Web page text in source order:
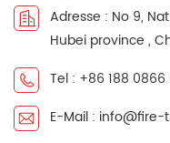
leichtes und
wendiges kleines
für Notfälle.
kompakte Größe
hervorragende
Adresse : No 9,
Hubei province ,
Tel : +86 188
E-Mail : info@fire-